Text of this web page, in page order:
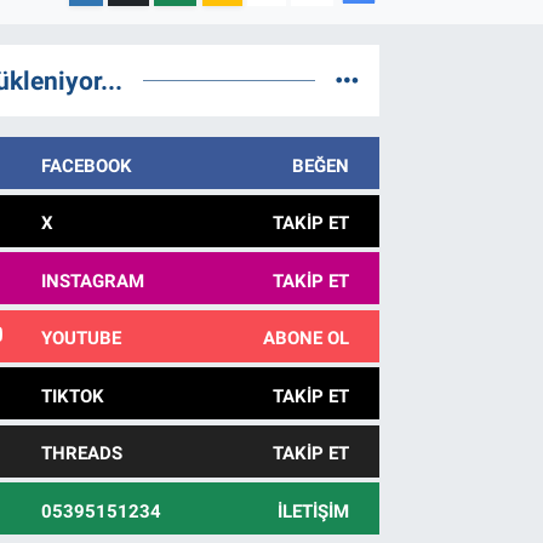
FACEBOOK BEĞEN
X TAKIP ET
INSTAGRAM TAKIP ET
YOUTUBE ABONE OL
TIKTOK TAKIP ET
THREADS TAKIP ET
05395151234 İLETIŞIM